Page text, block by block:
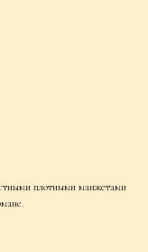
плотными манжетами